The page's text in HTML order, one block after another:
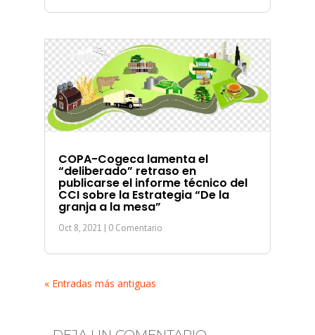
COPA-Cogeca lamenta el
“deliberado” retraso en
publicarse el informe técnico del
CCI sobre la Estrategia “De la
granja a la mesa”
Oct 8, 2021 | 0 Comentario
« Entradas más antiguas